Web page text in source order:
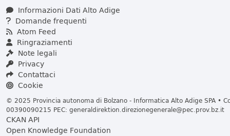
Informazioni Dati Alto Adige
Domande frequenti
Atom Feed
Ringraziamenti
Note legali
Privacy
Contattaci
Cookie
© 2025 Provincia autonoma di Bolzano - Informatica Alto Adige SPA •
00390090215 PEC: generaldirektion.direzionegenerale@pec.prov.bz.it
CKAN API
Open Knowledge Foundation